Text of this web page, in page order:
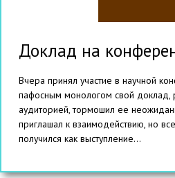
Доклад на
Вчера принял участие в научной
пафосным монологом свой доклад,
аудиторией, тормошил ее
приглашал к взаимодействию, но
получился как выступление...